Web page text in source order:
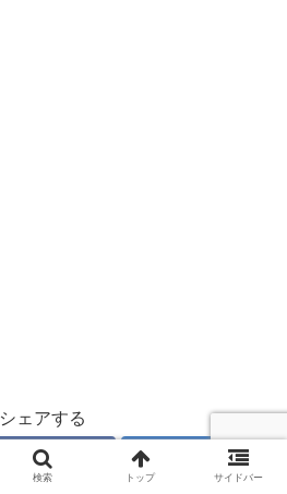
シェアする
Facebook
検索 トップ サイドバー